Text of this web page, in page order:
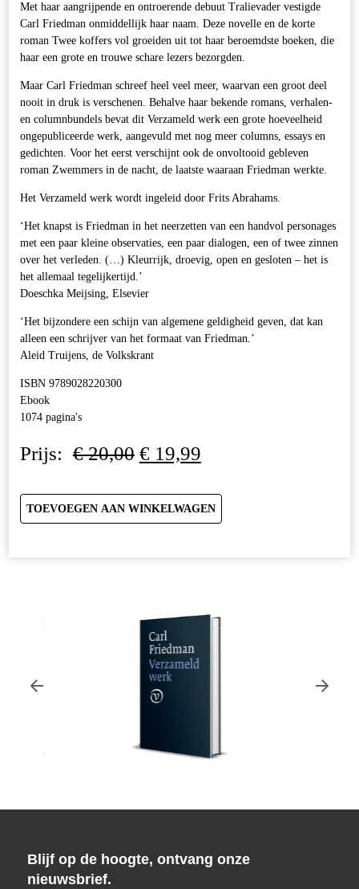
Met haar aangrijpende en ontroerende debuut Tralievader vestigde
Carl Friedman onmiddellijk haar naam. Deze novelle en de korte
roman Twee koffers vol groeiden uit tot haar beroemdste boeken, die
haar een grote en trouwe schare lezers bezorgden.
Maar Carl Friedman schreef heel veel meer, waarvan een groot deel
nooit in druk is verschenen. Behalve haar bekende romans, verhalen-
en columnbundels bevat dit Verzameld werk een grote hoeveelheid
ongepubliceerde werk, aangevuld met nog meer columns, essays en
gedichten. Voor het eerst verschijnt ook de onvoltooid gebleven
roman Zwemmers in de nacht, de laatste waaraan Friedman werkte.
Het Verzameld werk wordt ingeleid door Frits Abrahams.
‘Het knapst is Friedman in het neerzetten van een handvol personages
met een paar kleine observaties, een paar dialogen, een of twee zinnen
over het verleden. (…) Kleurrijk, droevig, open en gesloten – het is
het allemaal tegelijkertijd.’
Doeschka Meijsing, Elsevier
‘Het bijzondere een schijn van algemene geldigheid geven, dat kan
alleen een schrijver van het formaat van Friedman.’
Aleid Truijens, de Volkskrant
ISBN 9789028220300
Ebook
1074 pagina's
Prijs: €20,00 Oorspronkelijke
prijs
€ 20,00.
€19,99Huidige
prijs
€ 19,99.
TOEVOEGEN AAN WINKELWAGEN
Verzameld werk.
Blijf op de hoogte, ontvang onze
nieuwsbrief.